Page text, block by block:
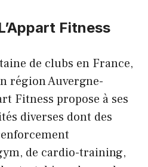
Fitness
de clubs en France,
région Auvergne-
Fitness propose à ses
diverses dont des
de cardio-training,